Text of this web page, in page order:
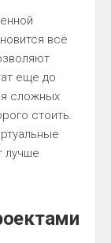
всё
еще до
сложных
стоить.
лучше